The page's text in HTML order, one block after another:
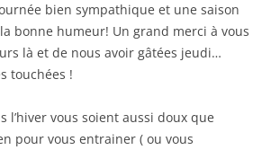
bien sympathique et une saison
bonne humeur! Un grand merci à vous
là et de nous avoir gâtées jeudi…
touchées !
l’hiver vous soient aussi doux que
pour vous entrainer ( ou vous